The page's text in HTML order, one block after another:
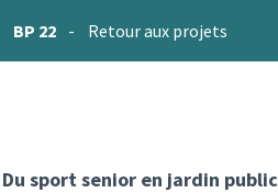
BP 22 - Retour aux projets
Du sport senior en jardin public